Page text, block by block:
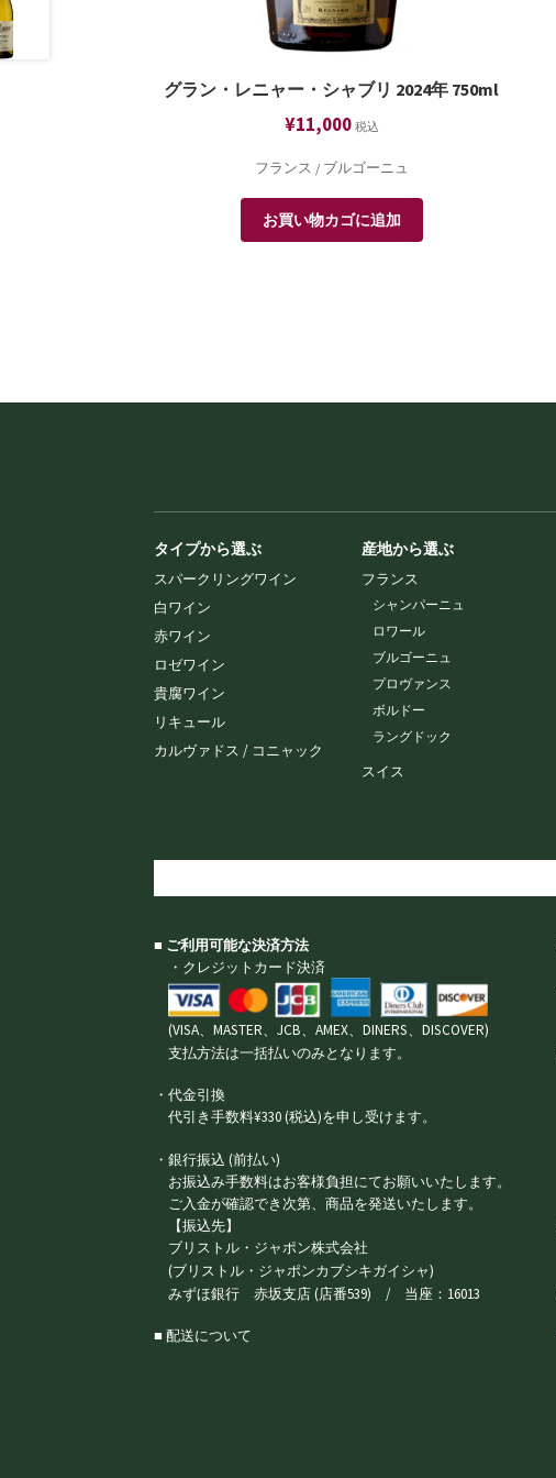
グラン・レニャー・シャブリ 2024年 750ml
¥11,000 税込
フランス / ブルゴーニュ
お買い物カゴに追加
タイプから選ぶ
スパークリングワイン
白ワイン
赤ワイン
ロゼワイン
貴腐ワイン
リキュール
カルヴァドス / コニャック
産地から選ぶ
フランス
シャンパーニュ
ロワール
ブルゴーニュ
プロヴァンス
ボルドー
ラングドック
スイス
■ ご利用可能な決済方法
・クレジットカード決済
(VISA、MASTER、JCB、AMEX、DINERS、DISCOVER)
支払方法は一括払いのみとなります。
・代金引換
代引き手数料¥330 (税込)を申し受けます。
・銀行振込 (前払い)
お振込み手数料はお客様負担にてお願いいたします。
ご入金が確認でき次第、商品を発送いたします。
【振込先】
ブリストル・ジャポン株式会社
(ブリストル・ジャポンカブシキガイシャ)
みずほ銀行 赤坂支店 (店番539) / 当座：16013
■ 配送について